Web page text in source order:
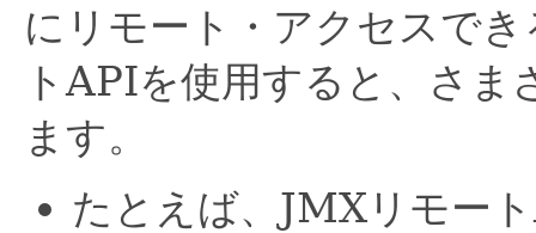
にリモート・アクセスで
トAPIを使用すると、さ
ます。
たとえば、JMXリモー